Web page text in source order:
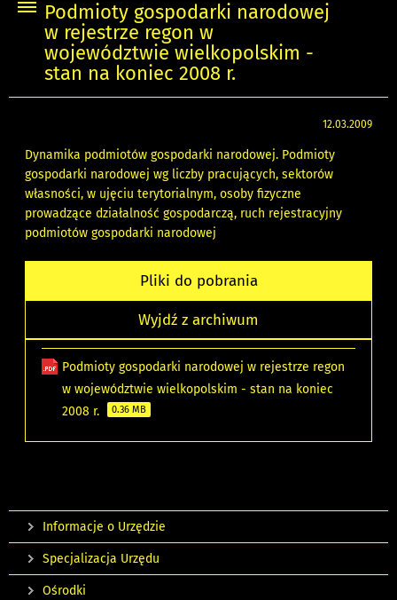
Podmioty gospodarki narodowej
w rejestrze regon w
województwie wielkopolskim -
stan na koniec 2008 r.
12.03.2009
Dynamika podmiotów gospodarki narodowej. Podmioty
gospodarki narodowej wg liczby pracujących, sektorów
własności, w ujęciu terytorialnym, osoby fizyczne
prowadzące działalność gospodarczą, ruch rejestracyjny
podmiotów gospodarki narodowej
Pliki do pobrania
Wyjdź z archiwum
Podmioty gospodarki narodowej w rejestrze regon
w województwie wielkopolskim - stan na koniec
2008 r.
0.36 MB
Informacje o Urzędzie
Specjalizacja Urzędu
Ośrodki